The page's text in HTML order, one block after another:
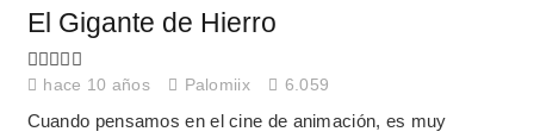
El Gigante de Hierro
hace 10 años Palomiix 6.059
Cuando pensamos en el cine de animación, es muy